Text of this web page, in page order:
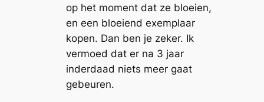
op het moment dat ze bloeien,
en een bloeiend exemplaar
kopen. Dan ben je zeker. Ik
vermoed dat er na 3 jaar
inderdaad niets meer gaat
gebeuren.